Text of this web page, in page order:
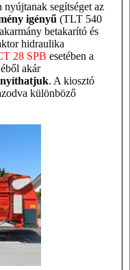
segítséget az
igényű (TLT 540
betakarító és
hidraulika
28 SPB esetében a
akár
. A kiosztó
különböző